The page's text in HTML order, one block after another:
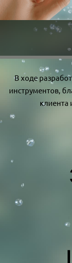
В ходе
инструментов,
клиента